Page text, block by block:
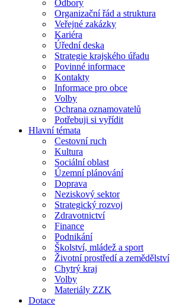
Odbory
Organizační řád a struktura
Veřejné zakázky
Kariéra
Úřední deska
Strategie krajského úřadu
Povinné informace
Kontakty
Informace pro obce
Volby
Ochrana oznamovatelů
Potřebuji si vyřídit
Hlavní témata
Cestovní ruch
Kultura
Sociální oblast
Územní plánování
Doprava
Neziskový sektor
Strategický rozvoj
Zdravotnictví
Finance
Podnikání
Školství, mládež a sport
Životní prostředí a zemědělství
Chytrý kraj
Volby
Materiály ZZK
Dotace